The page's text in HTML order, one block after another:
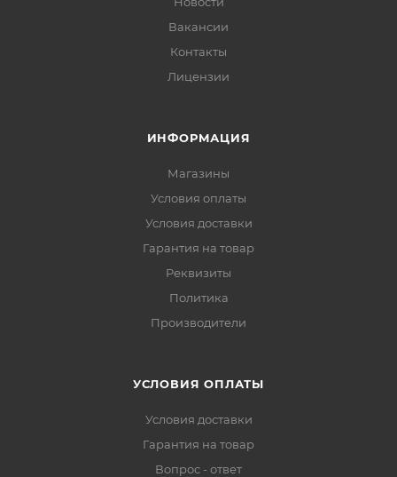
Вакансии
Контакты
Лицензии
ИНФОРМАЦИЯ
Магазины
Условия оплаты
Условия доставки
Гарантия на товар
Реквизиты
Политика
Производители
УСЛОВИЯ ОПЛАТЫ
Условия доставки
Гарантия на товар
Вопрос - ответ